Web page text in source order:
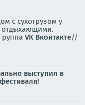
с сухогрузом у
отдыхающими.
VK Вконтакте//
выступил в